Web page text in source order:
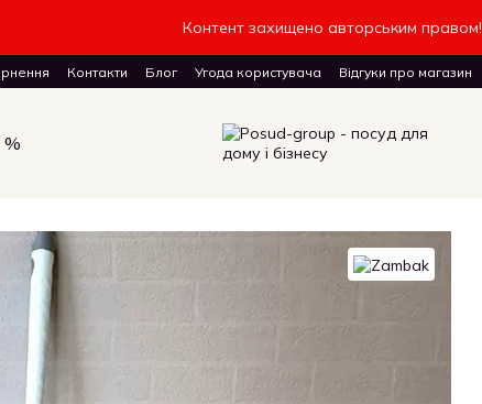
Контент захищено авторським правом!
Контакти Блог Угода користувача Відгуки про магазин
продаж і доставку товарів
%